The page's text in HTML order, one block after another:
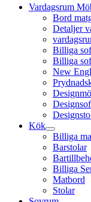
Vardagsrum
Bord
Detaljer
Billiga
Billiga
New
Kök
Billiga
Barstolar
Billiga
Matbord
Stolar